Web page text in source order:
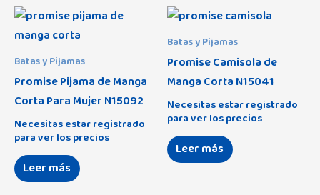
Batas y Pijamas
Promise Pijama de Manga
Corta Para Mujer N15092
Necesitas estar registrado
para ver los precios
Leer más
Batas y Pijamas
Promise Camisola de
Manga Corta N15041
Necesitas estar registrado
para ver los precios
Leer más